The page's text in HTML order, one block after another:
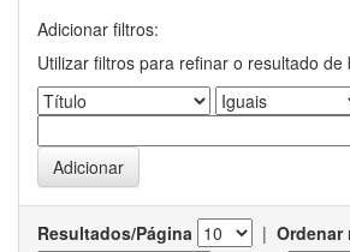
Adicionar filtros:
Utilizar filtros para refinar o resultado de
Resultados/Página |